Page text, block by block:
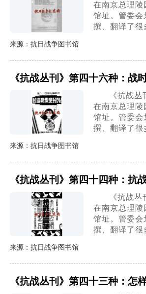
在南京总理陵
馆址。管委会
撰、翻译了很
来源：抗日战争图书馆
《抗战丛刊》第四十六种：战
《抗战
在南京总理陵
馆址。管委会
撰、翻译了很
来源：抗日战争图书馆
《抗战丛刊》第四十四种：抗
《抗战
在南京总理陵
馆址。管委会
撰、翻译了很
来源：抗日战争图书馆
《抗战丛刊》第四十三种：怎